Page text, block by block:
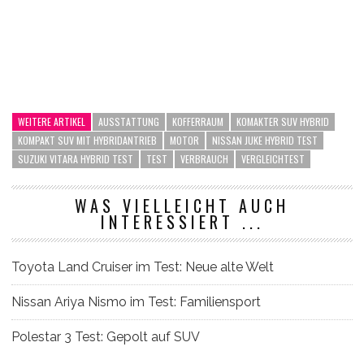
WEITERE ARTIKEL AUSSTATTUNG KOFFERRAUM
KOMAKTER SUV HYBRID
KOMPAKT SUV MIT HYBRIDANTRIEB
MOTOR
NISSAN JUKE HYBRID TEST
SUZUKI VITARA HYBRID TEST
TEST VERBRAUCH VERGLEICHTEST
WAS VIELLEICHT AUCH
INTERESSIERT ...
Toyota Land Cruiser im Test: Neue alte Welt
Nissan Ariya Nismo im Test: Familiensport
Polestar 3 Test: Gepolt auf SUV